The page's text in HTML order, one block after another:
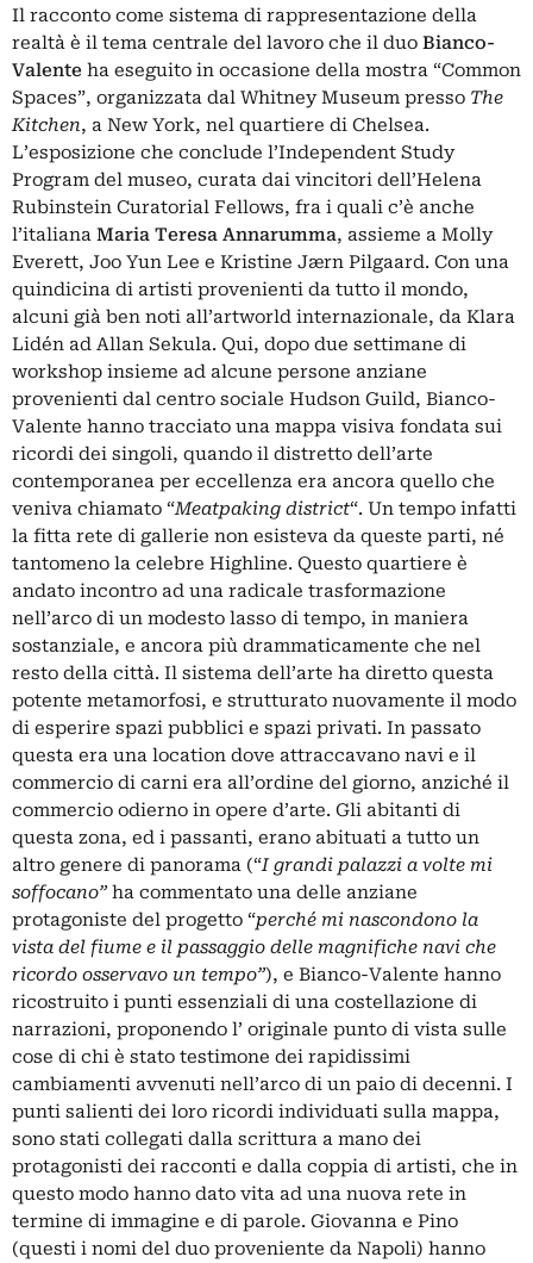
Il racconto come sistema di rappresentazione della
realtà è il tema centrale del lavoro che il duo Bianco-
Valente ha eseguito in occasione della mostra “Common
Spaces”, organizzata dal Whitney Museum presso The
Kitchen, a New York, nel quartiere di Chelsea.
L’esposizione che conclude l’Independent Study
Program del museo, curata dai vincitori dell’Helena
Rubinstein Curatorial Fellows, fra i quali c’è anche
l’italiana Maria Teresa Annarumma, assieme a Molly
Everett, Joo Yun Lee e Kristine Jærn Pilgaard. Con una
quindicina di artisti provenienti da tutto il mondo,
alcuni già ben noti all’artworld internazionale, da Klara
Lidén ad Allan Sekula. Qui, dopo due settimane di
workshop insieme ad alcune persone anziane
provenienti dal centro sociale Hudson Guild, Bianco-
Valente hanno tracciato una mappa visiva fondata sui
ricordi dei singoli, quando il distretto dell’arte
contemporanea per eccellenza era ancora quello che
veniva chiamato “Meatpaking district“. Un tempo infatti
la fitta rete di gallerie non esisteva da queste parti, né
tantomeno la celebre Highline. Questo quartiere è
andato incontro ad una radicale trasformazione
nell’arco di un modesto lasso di tempo, in maniera
sostanziale, e ancora più drammaticamente che nel
resto della città. Il sistema dell’arte ha diretto questa
potente metamorfosi, e strutturato nuovamente il modo
di esperire spazi pubblici e spazi privati. In passato
questa era una location dove attraccavano navi e il
commercio di carni era all’ordine del giorno, anziché il
commercio odierno in opere d’arte. Gli abitanti di
questa zona, ed i passanti, erano abituati a tutto un
altro genere di panorama (“I grandi palazzi a volte mi
soffocano” ha commentato una delle anziane
protagoniste del progetto “perché mi nascondono la
vista del fiume e il passaggio delle magnifiche navi che
ricordo osservavo un tempo”), e Bianco-Valente hanno
ricostruito i punti essenziali di una costellazione di
narrazioni, proponendo l’ originale punto di vista sulle
cose di chi è stato testimone dei rapidissimi
cambiamenti avvenuti nell’arco di un paio di decenni. I
punti salienti dei loro ricordi individuati sulla mappa,
sono stati collegati dalla scrittura a mano dei
protagonisti dei racconti e dalla coppia di artisti, che in
questo modo hanno dato vita ad una nuova rete in
termine di immagine e di parole. Giovanna e Pino
(questi i nomi del duo proveniente da Napoli) hanno